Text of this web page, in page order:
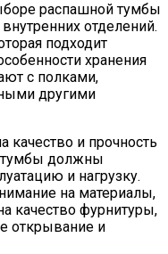
распашной тумбы
отделений.
подходит
хранения
с полками,
другими
качество и прочность
тумбы должны
и нагрузку.
на материалы,
качество фурнитуры,
открывание и